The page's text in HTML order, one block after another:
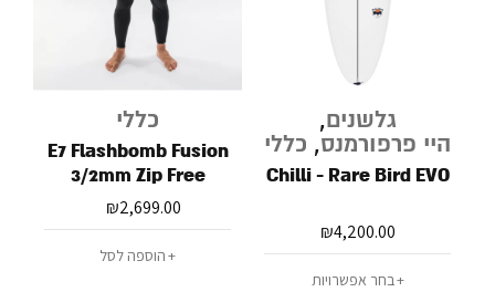
גלשנים,
היי פרפורמנס, כללי
Chilli - Rare Bird EVO
₪4,200.00
בחר אפשרויות
כללי
E7 Flashbomb Fusion
3/2mm Zip Free
Fullsuit Wetsuit
₪2,699.00
הוספה לסל